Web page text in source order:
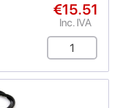
€15.51
Inc. IVA